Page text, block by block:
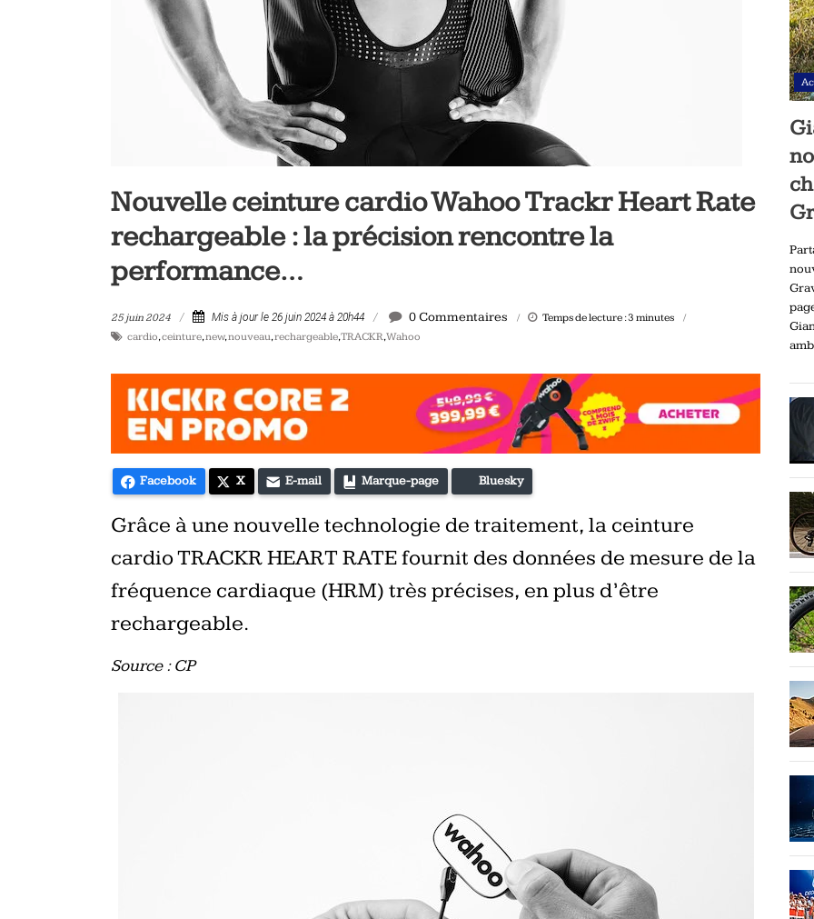
Nouvelle ceinture cardio Wahoo Trackr Heart Rate
rechargeable : la précision rencontre la
performance…
25 juin 2024 Mis à jour le 26 juin 2024 à 20h44 0 Commentaires Temps de lecture :3 minutes
cardio,ceinture,new,nouveau,rechargeable,TRACKR,Wahoo
Facebook X E-mail Marque-page Bluesky
Grâce à une nouvelle technologie de traitement, la ceinture
cardio TRACKR HEART RATE fournit des données de mesure de la
fréquence cardiaque (HRM) très précises, en plus d’être
rechargeable.
Source : CP